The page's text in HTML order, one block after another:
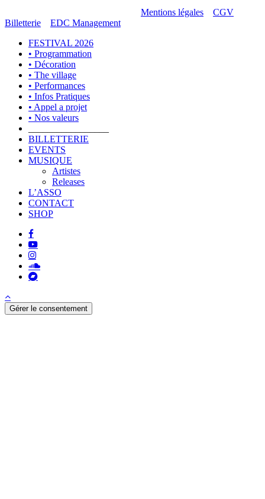
Mentions légales
CGV
Billetterie
EDC Management
Close
Menu
FESTIVAL 2026
• Programmation
• Décoration
• The village
• Performances
• Infos Pratiques
• Appel a projet
• Nos valeurs
BILLETTERIE
EVENTS
MUSIQUE
Artistes
Releases
L’ASSO
CONTACT
SHOP
facebook
youtube
instagram
soundcloud
bandcamp
Gérer le consentement